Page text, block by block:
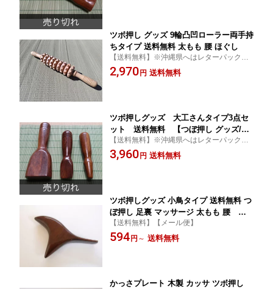
ツボ押し グッズ 9輪凸凹ローラー両手持
ちタイプ 送料無料 太もも 腰 ほぐし
【送料無料】※沖縄県へはレターパックプ
ラスでのお届けとなります(追加送料は必要
ありません)
2,970円 送料無料
ツボ押しグッズ 大工さんタイプ3点セ
ット 送料無料 【つぼ押し グッズ/ツ
ボ押し グッズ/ツボ押し棒/マッサージ
器/タイマッサージ/腰 太もも マッサー
【送料無料】※沖縄県へはレターパックプ
ラスでのお届けとなります(追加送料は必要
ありません)
3,960円 送料無料
ツボ押しグッズ 小鳥タイプ 送料無料 つ
ぼ押し 足裏 マッサージ 太もも 腰 マ
ッサージ/健康グッズ
【送料無料】【メール便】
594円 ～ 送料無料
かっさプレート 木製 カッサ ツボ押し